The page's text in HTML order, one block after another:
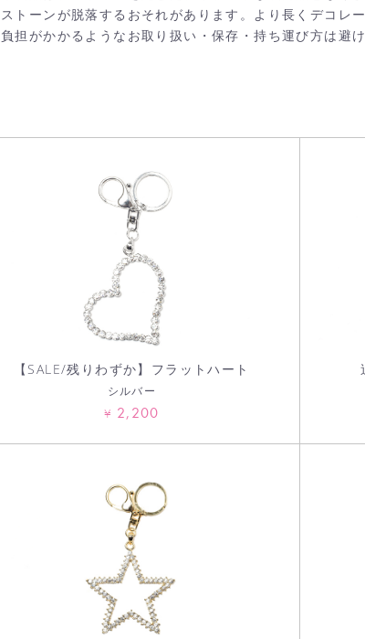
ストーンが脱落するおそれがあります。より長くデコレ
負担がかかるようなお取り扱い・保存・持ち運び方は避
お買い物を続ける
【SALE/残りわずか】フラットハート
シルバー
¥ 2,200